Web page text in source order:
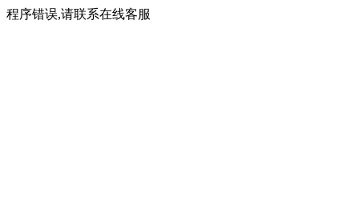
程序错误,请联系在线客服